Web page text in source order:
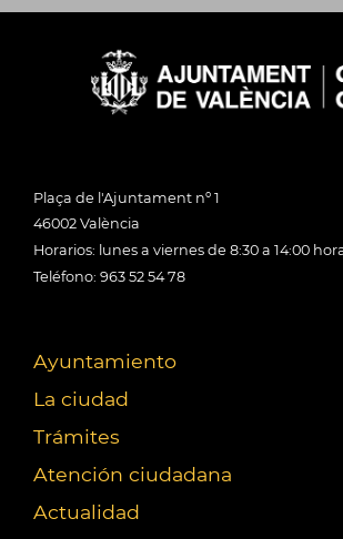
Plaça de l'Ajuntament nº 1
46002 València
Horarios: lunes a viernes de 8:30 a 14:00
Teléfono: 963 52 54 78
Ayuntamiento
La ciudad
Trámites
Atención ciudadana
Actualidad